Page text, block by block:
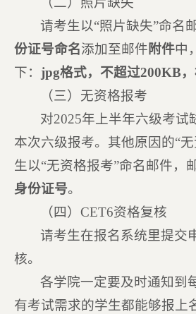
请考生以“照片缺失”命名
份证号命名添加至邮件附件中
下： jpg格式，不超过200KB，
（三）无资格报考
对2025年上半年六级考试
本次六级报考。其他原因的“
生以“无资格报考”命名邮件，
身份证号。
（四）CET6资格复核
请考生在报名系统里提交
核。
各学院一定要及时通知到
有考试需求的学生都能够报上